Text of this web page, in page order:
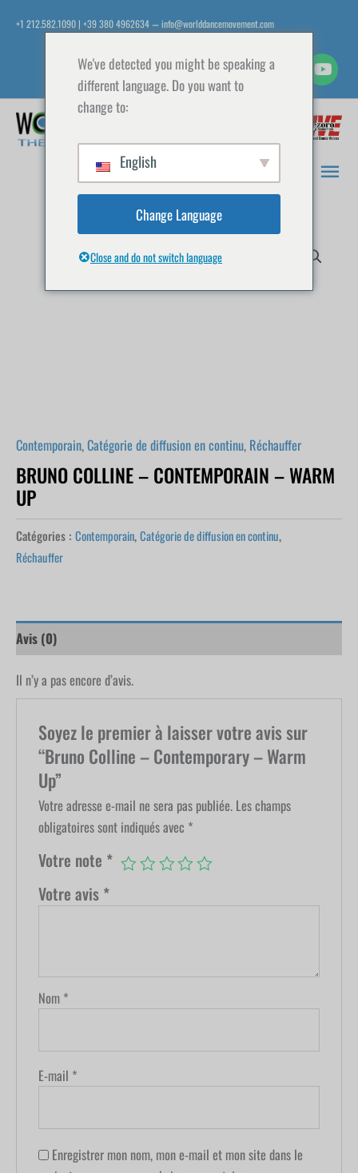
+1 212.582.1090 | +39 380 4962634 — info@worlddancemovement.com
Contemporain,Catégorie de diffusion en continu, Réchauffer
BRUNO COLLINE – CONTEMPORAIN – WARM
UP
Catégories : Contemporain,Catégorie de diffusion en continu,
Réchauffer
Avis (0)
Il n’y a pas encore d’avis.
Soyez le premier à laisser votre avis sur
“Bruno Colline – Contemporary – Warm
Up”
Votre adresse e-mail ne sera pas publiée. Les champs
obligatoires sont indiqués avec *
Votre note *
Votre avis *
Nom *
E-mail *
Enregistrer mon nom, mon e-mail et mon site dans le
We've detected you might be speaking a
different language. Do you want to
change to:
English
Change Language
Close and do not switch language